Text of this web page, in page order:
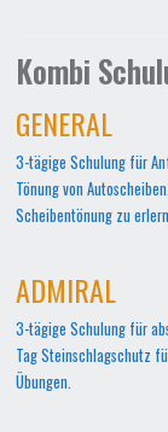
Kombi
GENERAL
3-tägige Schulung für
Tönung von
Scheibentönung zu
ADMIRAL
3-tägige Schulung für
Tag Steinschlagschutz
Übungen.